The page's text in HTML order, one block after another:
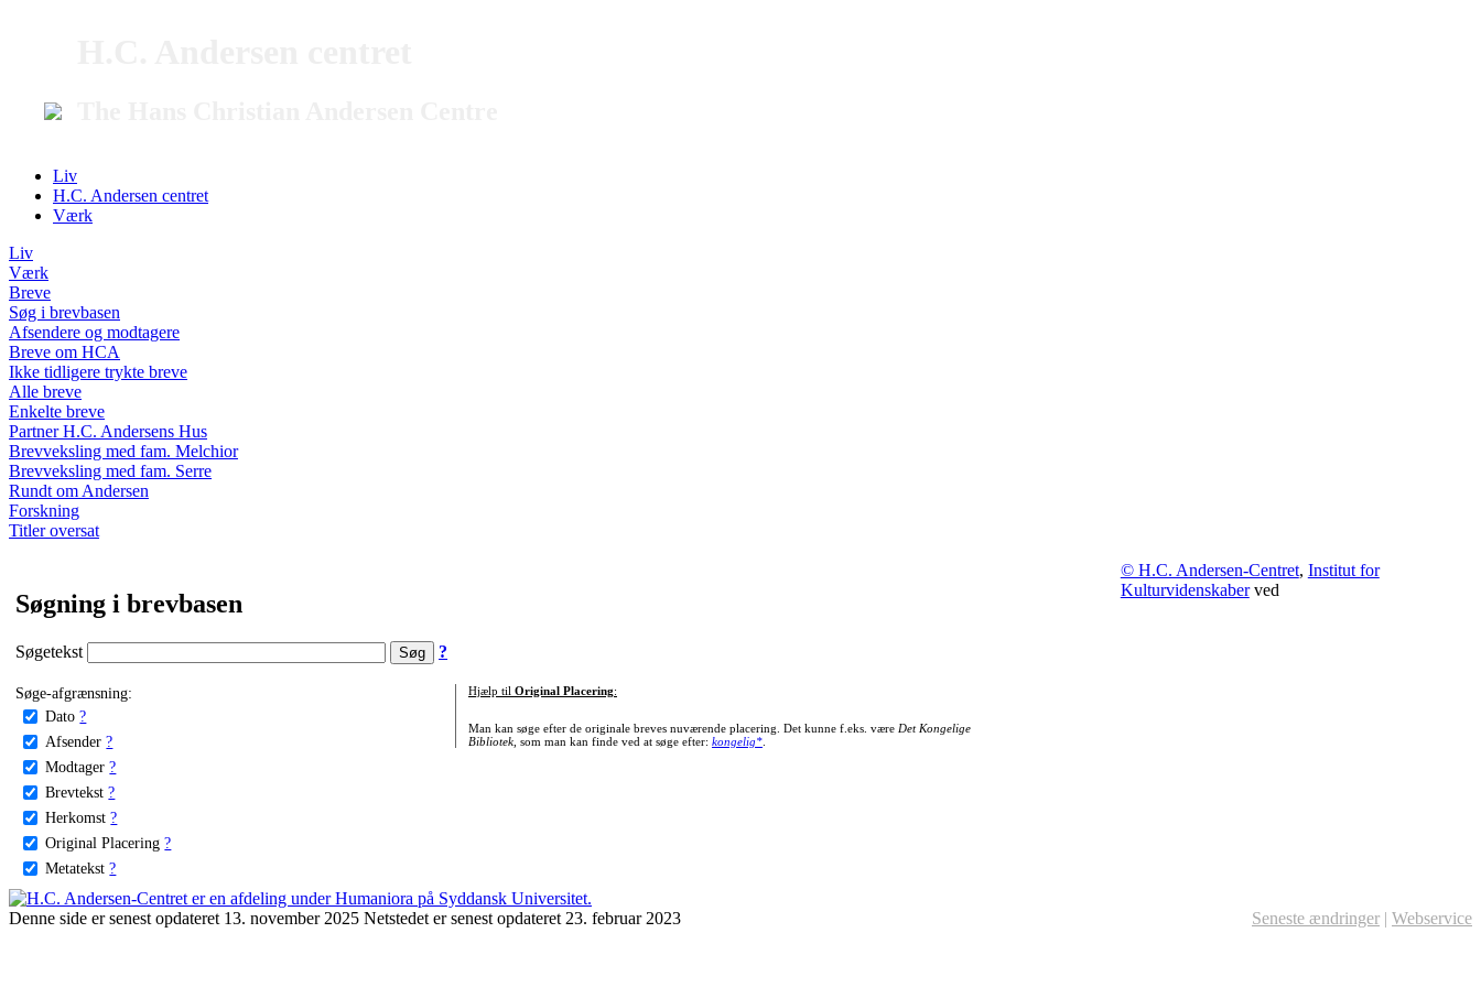
Liv
H.C. Andersen centret
Værk
Liv
Værk
Breve
Søg i brevbasen
Afsendere og modtagere
Breve om HCA
Ikke tidligere trykte breve
Alle breve
Enkelte breve
Partner H.C. Andersens Hus
Brevveksling med fam. Melchior
Brevveksling med fam. Serre
Rundt om Andersen
Forskning
Titler oversat
Søgning i brevbasen
Søgetekst ?
Søge-afgrænsning:
Dato ?
Afsender ?
Modtager ?
Brevtekst ?
Herkomst ?
Original Placering ?
Metatekst ?
Hjælp til Original Placering:
Man kan søge efter de originale breves nuværende placering. Det kunne f.eks. være Det Kongelige
Bibliotek, som man kan finde ved at søge efter: kongelig*.
© H.C. Andersen-Centret, Institut for
Kulturvidenskaberved
Denne side er senest opdateret 13. november 2025 Netstedet er senest opdateret 23. februar 2023 Seneste ændringer | Webservice